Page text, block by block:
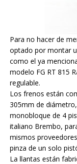
Para no hacer de
optado por montar
como el ya
modelo FG RT 815
regulable.
Los frenos están
305mm de
monobloque de 4
italiano Brembo,
mismos
pinza de un solo
La llantas están